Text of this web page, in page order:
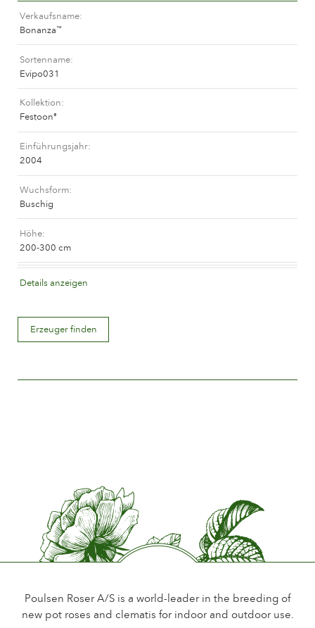
Verkaufsname
Bonanza™
Sortenname
Evipo031
Kollektion
Festoon®
Einführungsjahr
2004
Wuchsform
Buschig
Höhe
200-300 cm
Blütenfarbe
Mauve (lavendel und purpurn)
Blütenbeschreibung
Einfach
Zwischen 5 and 8 cm.
Wenig oder kein Duft
Haltbarkeit der Blüten
Bis 10 Tage
Mehere blüten auf dem Stiel
Details anzeigen
Erzeuger finden
Poulsen Roser A/S is a world-leader in the breeding of
new pot roses and clematis for indoor and outdoor use.